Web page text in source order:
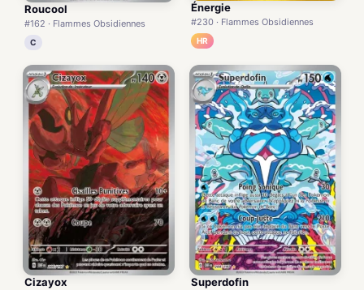
Roucool
#162 · Flammes Obsidiennes
C
Énergie
#230 · Flammes Obsidiennes
HR
Cizayox Superdofin